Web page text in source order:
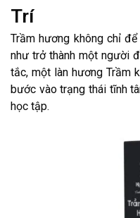
Trí
Trầm hương không chỉ
như trở thành một người
tắc, một làn hương Trầm
bước vào trạng thái tĩnh
học tập.